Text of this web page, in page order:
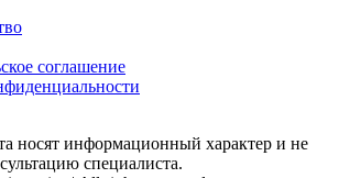
соглашение
носят информационный характер и не
специалиста.